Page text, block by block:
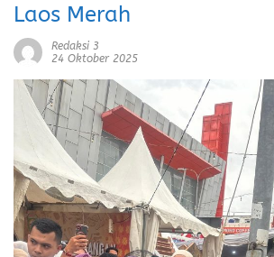
Laos Merah
Redaksi 3
24 Oktober 2025